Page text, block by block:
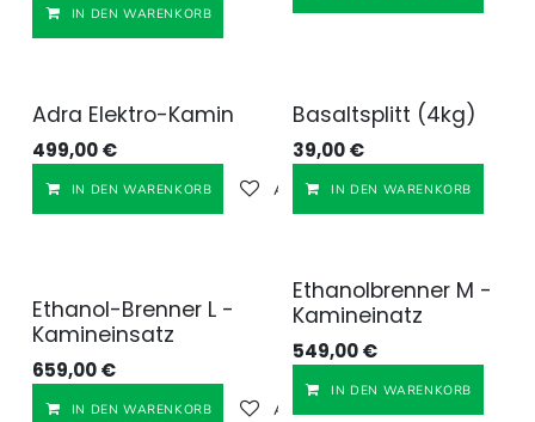
IN DEN WARENKORB Auf die Wunschliste
Adra Elektro-Kamin
499,00€
IN DEN WARENKORB Auf die Wunschliste
Basaltsplitt (4kg)
39,00€
IN DEN WARENKORB
Ethanol-Brenner L -
Kamineinsatz
659,00€
IN DEN WARENKORB Auf die Wunschliste
Ethanolbrenner M -
Kamineinatz
549,00€
IN DEN WARENKORB